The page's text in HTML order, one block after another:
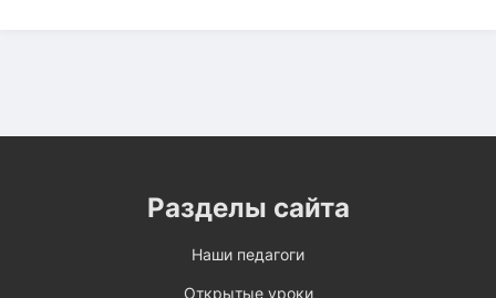
Разделы сайта
Наши педагоги
Открытые уроки